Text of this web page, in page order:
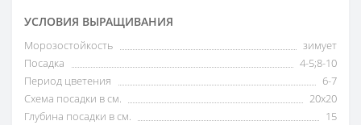
УСЛОВИЯ ВЫРАЩИВАНИЯ
Морозостойкость
зимует
Посадка
4-5;8-10
Период цветения
6-7
Схема посадки в см.
20х20
Глубина посадки в см.
15